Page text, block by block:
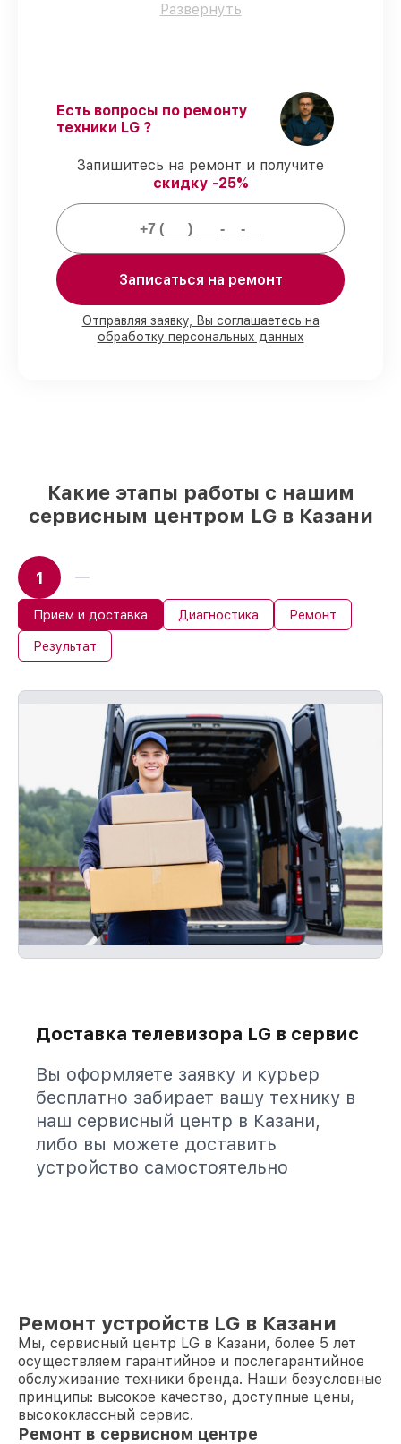
и надёжность ремонта.
и детали для телевизоров LG
предоставляется официальное
Мы гарантируем:
ремонтов по ремонту выполняются
в присутствии клиента
деталей LG имеются в наличии в
Казани, остальные приходят оперативно
Оригинальные комплектующие LG и
качественные аналоги– только вы
Развернуть
Есть вопросы по ремонту
техники LG ?
Запишитесь на ремонт и получите
скидку -25%
Записаться на ремонт
Отправляя заявку, Вы соглашаетесь на
обработку персональных данных
Какие этапы работы с нашим
сервисным центром LG в Казани
1
Прием и доставка Диагностика Ремонт
Результат
Доставка телевизора LG в сервис
Вы оформляете заявку и курьер
бесплатно забирает вашу технику в
наш сервисный центр в Казани,
либо вы можете доставить
устройство самостоятельно
Ремонт устройств LG в Казани
Мы, сервисный центр LG в Казани, более 5 лет
осуществляем гарантийное и послегарантийное
обслуживание техники бренда. Наши безусловные
принципы: высокое качество, доступные цены,
высококлассный сервис.
Ремонт в сервисном центре